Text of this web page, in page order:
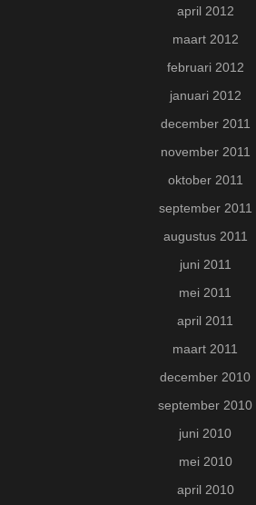
april 2012
maart 2012
februari 2012
januari 2012
december 2011
november 2011
oktober 2011
september 2011
augustus 2011
juni 2011
mei 2011
april 2011
maart 2011
december 2010
september 2010
juni 2010
mei 2010
april 2010